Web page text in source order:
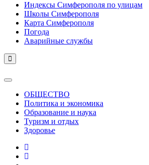
Индексы Симферополя по улицам
Школы Симферополя
Карта Симферополя
Погода
Аварийные службы
ОБЩЕСТВО
Политика и экономика
Образование и наука
Туризм и отдых
Здоровье